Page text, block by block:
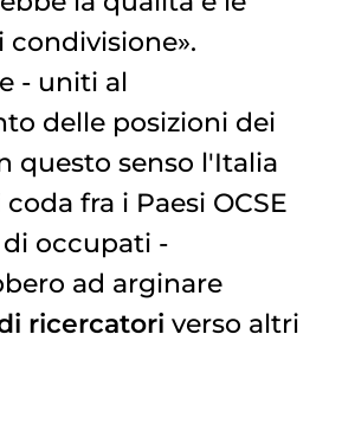
condivisione».
- uniti al
delle posizioni dei
questo senso l'Italia
fra i Paesi OCSE
occupati -
ad arginare
ricercatori verso altri